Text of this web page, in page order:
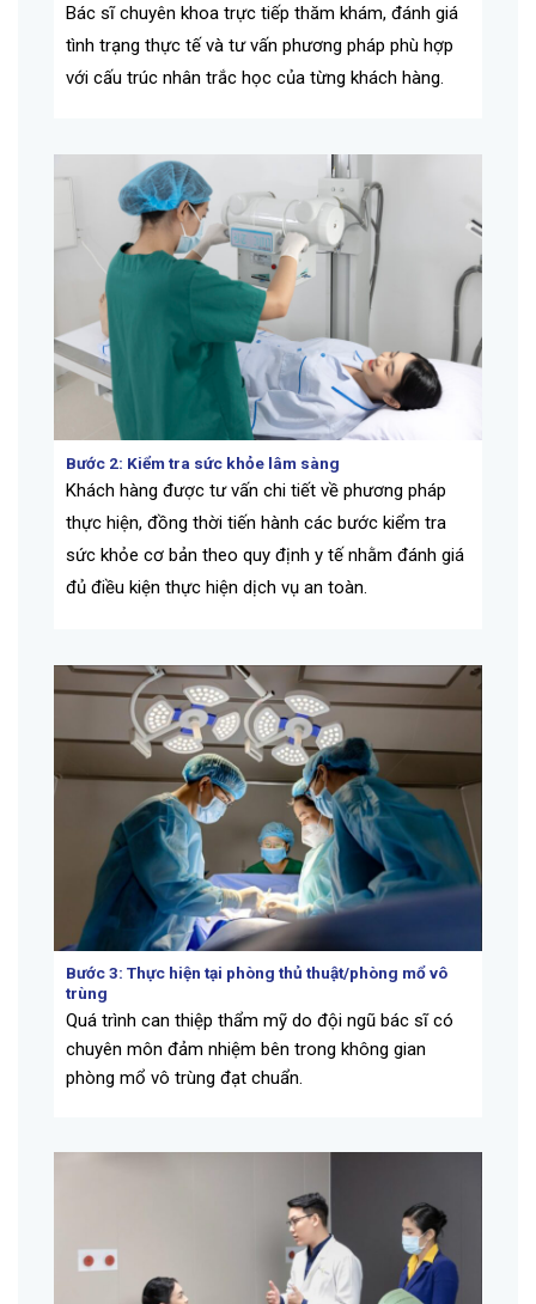
Bác sĩ chuyên khoa trực tiếp thăm khám, đánh giá
tình trạng thực tếvà tư vấn phương pháp phù hợp
với cấu trúc nhân trắc học của từng khách hàng.
Bước 2: Kiểm tra sức khỏe lâm sàng
Khách hàng được tư vấn chi tiết về phương pháp
thực hiện, đồng thời tiến hành các bước kiểm tra
sức khỏe cơ bản theo quy định y tế nhằm đánh giá
đủ điều kiện thực hiện dịch vụ an toàn.
Bước 3: Thực hiện tại phòng thủ thuật/phòng mổ vô
trùng
Quá trình can thiệp thẩm mỹ do đội ngũ bác sĩ có
chuyên môn đảm nhiệm bên trong không gian
phòng mổ vô trùng đạt chuẩn.